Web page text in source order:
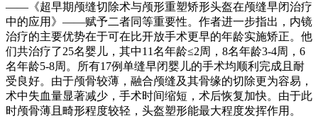
——《超早期颅缝切除术与颅形重塑矫形头盔在颅缝早闭治疗
中的应用》——赋予二者同等重要性。作者进一步指出，内镜
治疗的主要优势在于可在比开放手术更早的年龄实施矫正。他
们共治疗了25名婴儿，其中11名年龄≤2周，8名年龄3-4周，6
名年龄5-8周。所有17例单缝早闭婴儿的手术均顺利完成且耐
受良好。由于颅骨较薄，融合颅缝及其骨缘的切除更为容易，
术中失血量显著减少，手术时间缩短，术后恢复加快。由于此
时颅骨薄且畸形程度较轻，头盔塑形能最大程度发挥作用。